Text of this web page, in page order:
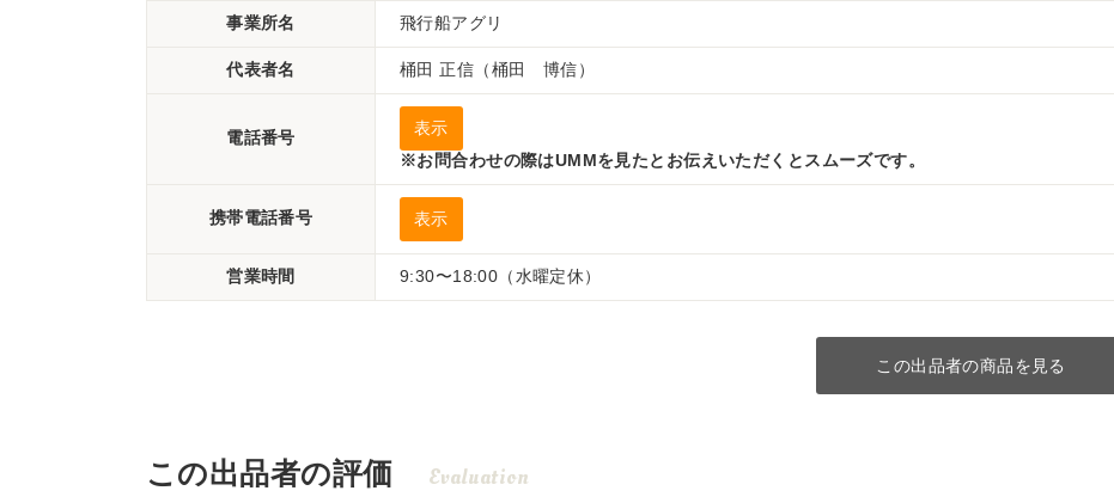
事業所名 飛行船アグリ
代表者名 桶田 正信（桶田 博信）
電話番号
表示
※お問合わせの際はUMMを見たとお伝えいただくとスムーズです。
携帯電話番号 表示
営業時間 9:30〜18:00（水曜定休）
この出品者の商品を見る
この出品者の評価 Evaluation